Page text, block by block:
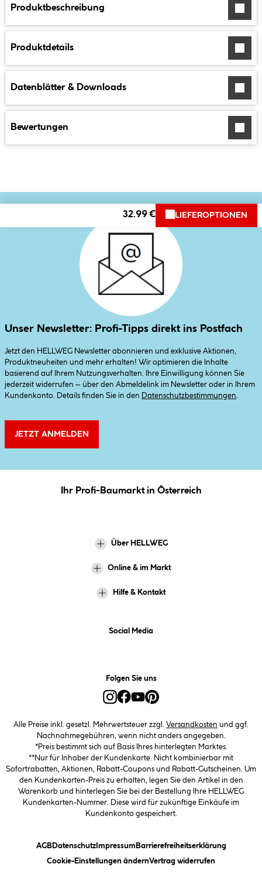
Produktbeschreibung
Produktdetails
Datenblätter & Downloads
Bewertungen
32.99 € LIEFEROPTIONEN
Unser Newsletter: Profi-Tipps direkt ins Postfach
Jetzt den HELLWEG Newsletter abonnieren und exklusive Aktionen,
Produktneuheiten und mehr erhalten! Wir optimieren die Inhalte
basierend auf Ihrem Nutzungsverhalten. Ihre Einwilligung können Sie
jederzeit widerrufen – über den Abmeldelink im Newsletter oder in Ihrem
Kundenkonto. Details finden Sie in den
Datenschutzbestimmungen
JETZT ANMELDEN
Ihr Profi-Baumarkt in Österreich
Über HELLWEG
Online & im Markt
Hilfe & Kontakt
Social Media
Folgen Sie uns
Alle Preise inkl. gesetzl. Mehrwertsteuer zzgl. Versandkosten und ggf.
Nachnahmegebühren, wenn nicht anders angegeben.
*Preis bestimmt sich auf Basis Ihres hinterlegten Marktes.
**Nur für Inhaber der Kundenkarte. Nicht kombinierbar mit
Sofortrabatten, Aktionen, Rabatt-Coupons und Rabatt-Gutscheinen. Um
den Kundenkarten-Preis zu erhalten, legen Sie den Artikel in den
Warenkorb und hinterlegen Sie bei der Bestellung Ihre HELLWEG
Kundenkarten-Nummer. Diese wird für zukünftige Einkäufe im
Kundenkonto gespeichert.
AGB(öffnet ein Dialogfeld)
Datenschutz(öffnet ein Dialogfeld)
Impressum(öffnet ein Dialogfeld)
Barrierefreiheitserklärung(öffnet
Cookie-Einstellungen ändern(öffnet ein Dialogfeld)
Vertrag widerrufen